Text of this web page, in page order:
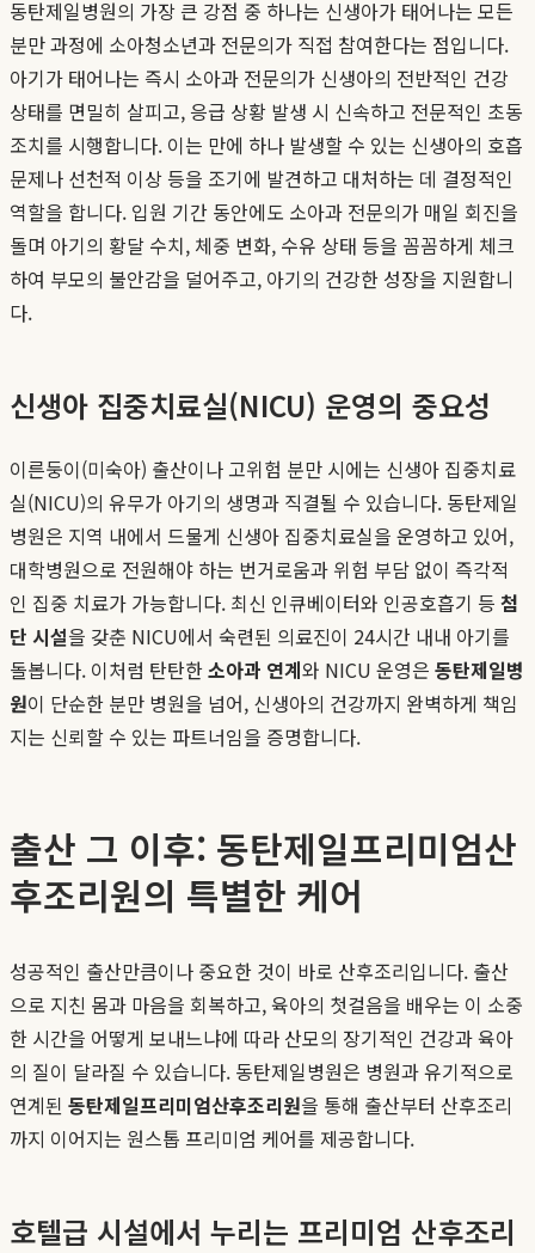
동탄제일병원의 가장 큰 강점 중 하나는 신생아가 태어나는 모든
분만 과정에 소아청소년과 전문의가 직접 참여한다는 점입니다.
아기가 태어나는 즉시 소아과 전문의가 신생아의 전반적인 건강
상태를 면밀히 살피고, 응급 상황 발생 시 신속하고 전문적인 초동
조치를 시행합니다. 이는 만에 하나 발생할 수 있는 신생아의 호흡
문제나 선천적 이상 등을 조기에 발견하고 대처하는 데 결정적인
역할을 합니다. 입원 기간 동안에도 소아과 전문의가 매일 회진을
돌며 아기의 황달 수치, 체중 변화, 수유 상태 등을 꼼꼼하게 체크
하여 부모의 불안감을 덜어주고, 아기의 건강한 성장을 지원합니
다.
신생아 집중치료실(NICU) 운영의 중요성
이른둥이(미숙아) 출산이나 고위험 분만 시에는 신생아 집중치료
실(NICU)의 유무가 아기의 생명과 직결될 수 있습니다. 동탄제일
병원은 지역 내에서 드물게 신생아 집중치료실을 운영하고 있어,
대학병원으로 전원해야 하는 번거로움과 위험 부담 없이 즉각적
인 집중 치료가 가능합니다. 최신 인큐베이터와 인공호흡기 등 첨
단 시설을 갖춘 NICU에서 숙련된 의료진이 24시간 내내 아기를
돌봅니다. 이처럼 탄탄한소아과 연계와 NICU 운영은 동탄제일병
원이 단순한 분만 병원을 넘어, 신생아의 건강까지 완벽하게 책임
지는 신뢰할 수 있는 파트너임을 증명합니다.
출산 그 이후: 동탄제일프리미엄산
후조리원의 특별한 케어
성공적인 출산만큼이나 중요한 것이 바로 산후조리입니다. 출산
으로 지친 몸과 마음을 회복하고, 육아의 첫걸음을 배우는 이 소중
한 시간을 어떻게 보내느냐에 따라 산모의 장기적인 건강과 육아
의 질이 달라질 수 있습니다. 동탄제일병원은 병원과 유기적으로
연계된 동탄제일프리미엄산후조리원을 통해 출산부터 산후조리
까지 이어지는 원스톱 프리미엄 케어를 제공합니다.
호텔급 시설에서 누리는 프리미엄 산후조리